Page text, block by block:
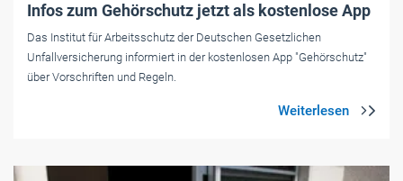
Infos zum Gehörschutz jetzt als kostenlose App
Das Institut für Arbeitsschutz der Deutschen Gesetzlichen
Unfallversicherung informiert in der kostenlosen App "Gehörschutz"
über Vorschriften und Regeln.